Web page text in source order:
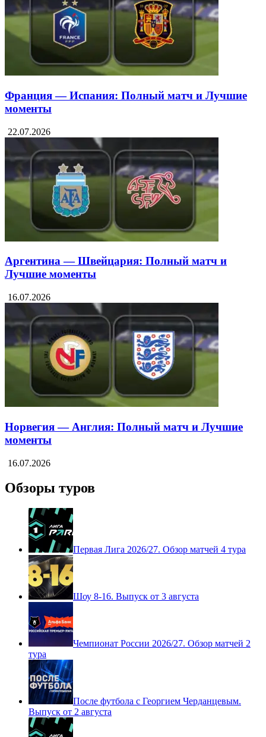
Франция — Испания: Полный матч и Лучшие
моменты
22.07.2026
Аргентина — Швейцария: Полный матч и
Лучшие моменты
16.07.2026
Норвегия — Англия: Полный матч и Лучшие
моменты
16.07.2026
Обзоры туров
Первая Лига 2026/27. Обзор матчей 4 тура
Шоу 8-16. Выпуск от 3 августа
Чемпионат России 2026/27. Обзор матчей 2
тура
После футбола с Георгием Черданцевым.
Выпуск от 2 августа